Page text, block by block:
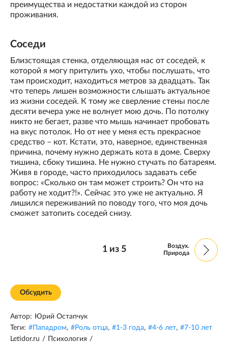
преимущества и недостатки каждой из сторон
проживания.
Соседи
Близстоящая стенка, отделяющая нас от соседей, к
которой я могу притулить ухо, чтобы послушать, что
там происходит, находиться метров за двадцать. Так
что теперь лишен возможности слышать актуальное
из жизни соседей. К тому же сверление стены после
десяти вечера уже не волнует мою дочь. По потолку
никто не бегает, разве что мышь начинает пробовать
на вкус потолок. Но от нее у меня есть прекрасное
средство – кот. Кстати, это, наверное, единственная
причина, почему нужно держать кота в доме. Сверху
тишина, сбоку тишина. Не нужно стучать по батареям.
Живя в городе, часто приходилось задавать себе
вопрос: «Сколько он там может строить? Он что на
работу не ходит?!». Сейчас это уже не актуально. Я
лишился переживаний по поводу того, что моя дочь
сможет затопить соседей снизу.
1из 5
Воздух.
Природа
Обсудить
Автор: Юрий Остапчук
Теги: # Пападром, #Роль отца, #1-3 года, #4-6 лет, #7-10 лет
Letidor.ru / Психология /